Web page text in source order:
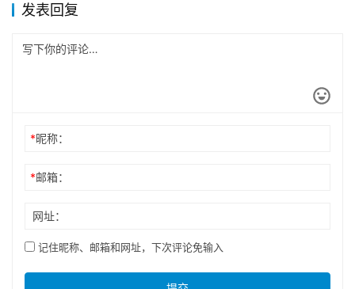
发表回复
*昵称：
*邮箱：
网址：
记住昵称、邮箱和网址，下次评论免输入